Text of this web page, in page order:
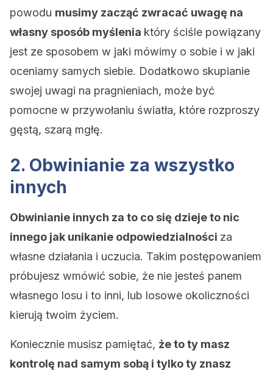
powodu musimy zacząć zwracać uwagę na
własny sposób myślenia który ściśle powiązany
jest ze sposobem w jaki mówimy o sobie i w jaki
oceniamy samych siebie. Dodatkowo skupianie
swojej uwagi na pragnieniach, może być
pomocne w przywołaniu światła, które rozproszy
gęstą, szarą mgłę.
2. Obwinianie za wszystko
innych
Obwinianie innych za to co się dzieje to nic
innego jak unikanie odpowiedzialności za
własne działania i uczucia. Takim postępowaniem
próbujesz wmówić sobie, że nie jesteś panem
własnego losu i to inni, lub losowe okoliczności
kierują twoim życiem.
Koniecznie musisz pamiętać, że to ty masz
kontrolę nad samym sobą i tylko ty znasz